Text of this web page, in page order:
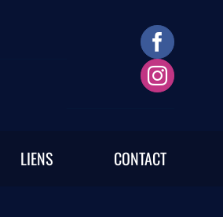
LIENS CONTACT